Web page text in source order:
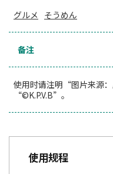
グルメ そうめん
备注
使用时请注明“图片来源
“©K.P.V.B”。
使用规程